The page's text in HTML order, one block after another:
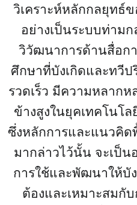
วิเคราะห์หลักกลยุทธ์ข
อย่างเป็นระบบท่าม
วิวัฒนาการด้านสื่อก
ศึกษาที่บังเกิดและทวี
รวดเร็ว มีความหลาก
ข้างสูงในยุคเทคโนโ
ซึ่งหลักการและแนวคิด
มากล่าวไว้นั้น จะเป็
การใช้และพัฒนาให้บั
ต้องและเหมาะสมกั